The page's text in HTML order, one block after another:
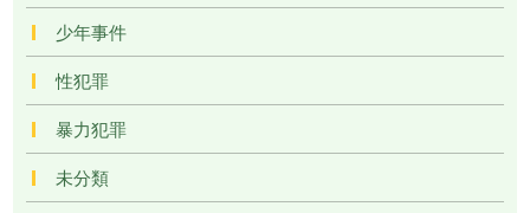
少年事件
性犯罪
暴力犯罪
未分類